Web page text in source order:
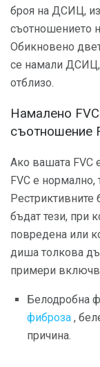
броя на ДСИЦ,
съотношението
Обикновено
се намали ДСИЦ,
отблизо.
Намалено
съотношение
Ако вашата FVC
FVC е нормално,
Рестриктивните
бъдат тези, при
повредена или
диша толкова
примери
Белодробна
фиброза ,
причина.